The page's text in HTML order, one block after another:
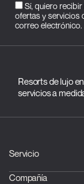
Sí, quiero
ofertas y servicios
correo electrónico.
Resorts de lujo
servicios a
Servicio
Compañía